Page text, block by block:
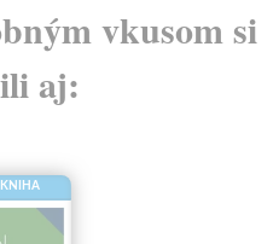
vkusom si
aj:
KNIHA